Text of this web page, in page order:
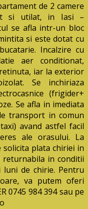
de 2 camere
si utilat, in Iasi –
se afla intr-un bloc
si este dotat cu
Incalzire cu
aer conditionat,
iar la exterior
Se inchiriaza
(frigider+
Se afla in imediata
transport in comun
avand astfel facil
ale orasului. La
plata chiriei in
in conditii
luni de chirie. Pentru
va putem oferi
0745 984 394 sau pe